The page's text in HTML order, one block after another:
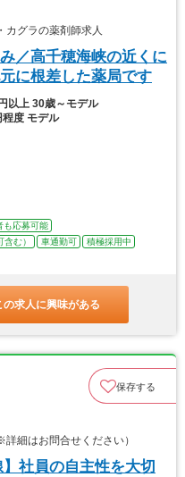
グラの薬剤師求人
／高千穂海峡の近くに
に根差した薬局です
以上 30歳～モデル
程度 モデル
も応募可能
む） 車通勤可
積極採用中
の求人に興味がある
保存する
細はお問合せください）
社員の自主性を大切